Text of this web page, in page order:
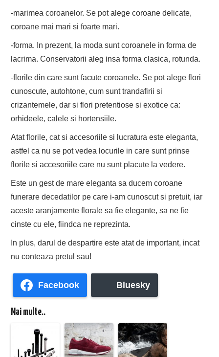
-marimea coroanelor. Se pot alege coroane delicate,
coroane mai mari si foarte mari.
-forma. In prezent, la moda sunt coroanele in forma de
lacrima. Conservatorii aleg insa forma clasica, rotunda.
-florile din care sunt facute coroanele. Se pot alege flori
cunoscute, autohtone, cum sunt trandafirii si
crizantemele, dar si flori pretentiose si exotice ca:
orhideele, calele si hortensiile.
Atat florile, cat si accesoriile si lucratura este eleganta,
astfel ca nu se pot vedea locurile in care sunt prinse
florile si accesoriile care nu sunt placute la vedere.
Este un gest de mare eleganta sa ducem coroane
funerare decedatilor pe care i-am cunoscut si pretuit, iar
aceste aranjamente florale sa fie elegante, sa ne fie
cinste cu ele, fiindca ne reprezinta.
In plus, darul de despartire este atat de important, incat
nu conteaza pretul sau!
Facebook Bluesky
Mai multe..